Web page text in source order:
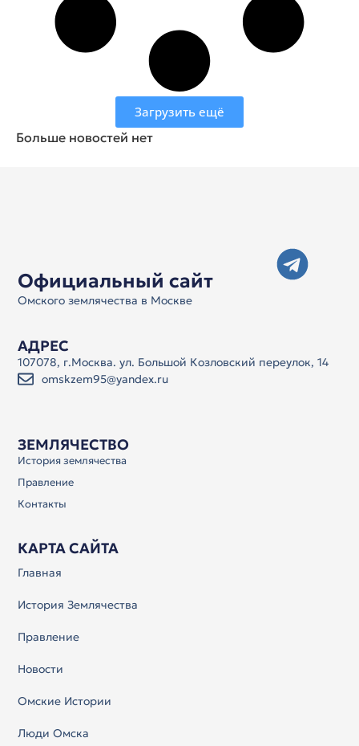
Загрузить ещё
Больше новостей нет
Официальный сайт
Омского землячества в Москве
ЗЕМЛЯЧЕСТВО
История землячества
Правление
Контакты
КАРТА САЙТА
Главная
История Землячества
Правление
Новости
Омские Истории
Люди Омска
АДРЕС
107078, г.Москва. ул. Большой Козловский переулок, 14
omskzem95@yandex.ru